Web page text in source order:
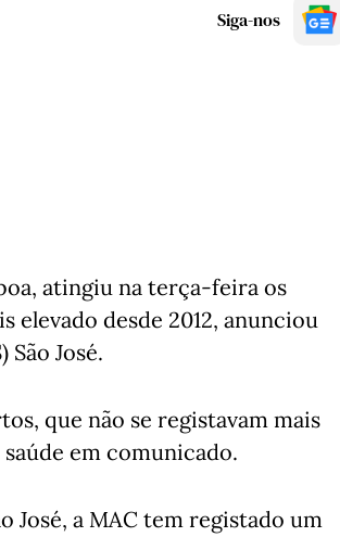
Siga-nos
atingiu na terça-feira os
elevado desde 2012, anunciou
José.
que não se registavam mais
em comunicado.
José, a MAC tem registado um